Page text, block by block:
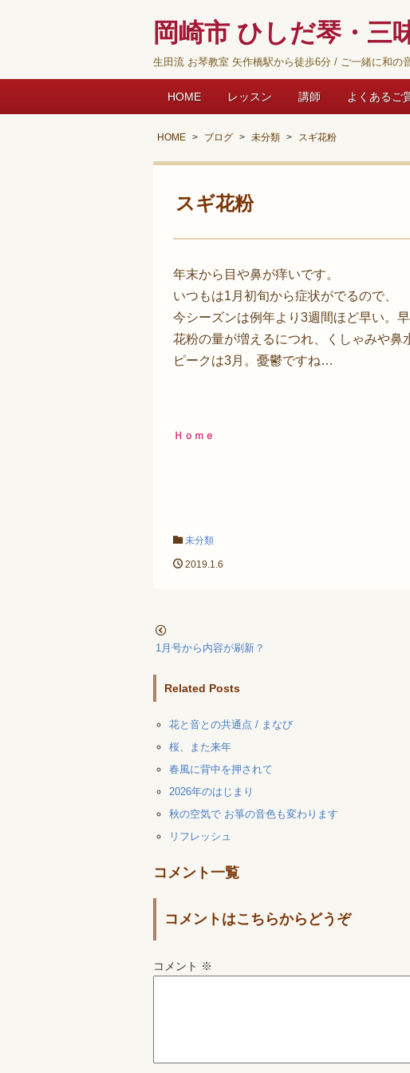
岡崎市 ひしだ琴・三
生田流 お琴教室 矢作橋駅から徒歩6分 / ご一緒に和の
HOME レッスン 講師 よくあるご
HOME ブログ 未分類 スギ花粉
スギ花粉
年末から目や鼻が痒いです。
いつもは1月初旬から症状がでるので、
今シーズンは例年より3週間ほど早い。
花粉の量が増えるにつれ、くしゃみや鼻
ピークは3月。憂鬱ですね…
Ｈｏｍｅ
未分類
2019.1.6
1月号から内容が刷新？
Related Posts
花と音との共通点 / まなび
桜、また来年
春風に背中を押されて
2026年のはじまり
秋の空気で お箏の音色も変わります
リフレッシュ
コメント一覧
コメントはこちらからどうぞ
コメント ※